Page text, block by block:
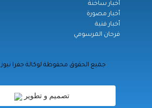
أخبار ساخنة
أخبار مصورة
أخبار فنية
فرحان المرسومي
© جميع الحقوق محفوظة لوكالة جفرا نيوز 2024
تصميم و تطوير